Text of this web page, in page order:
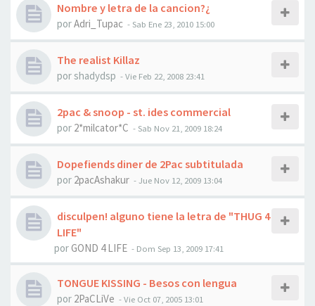
Nombre y letra de la cancion?¿
porAdri_Tupac - Sab Ene 23, 2010 15:00
The realist Killaz
porshadydsp -Vie Feb 22, 2008 23:41
2pac & snoop - st. ides commercial
por 2*milcator*C - Sab Nov 21, 2009 18:24
Dopefiends diner de 2Pac subtitulada
por 2pacAshakur -Jue Nov 12, 2009 13:04
disculpen! alguno tiene la letra de "THUG 4
LIFE"
porGOND 4 LIFE - Dom Sep 13, 2009 17:41
TONGUE KISSING - Besos con lengua
por 2PaCLiVe -Vie Oct 07, 2005 13:01